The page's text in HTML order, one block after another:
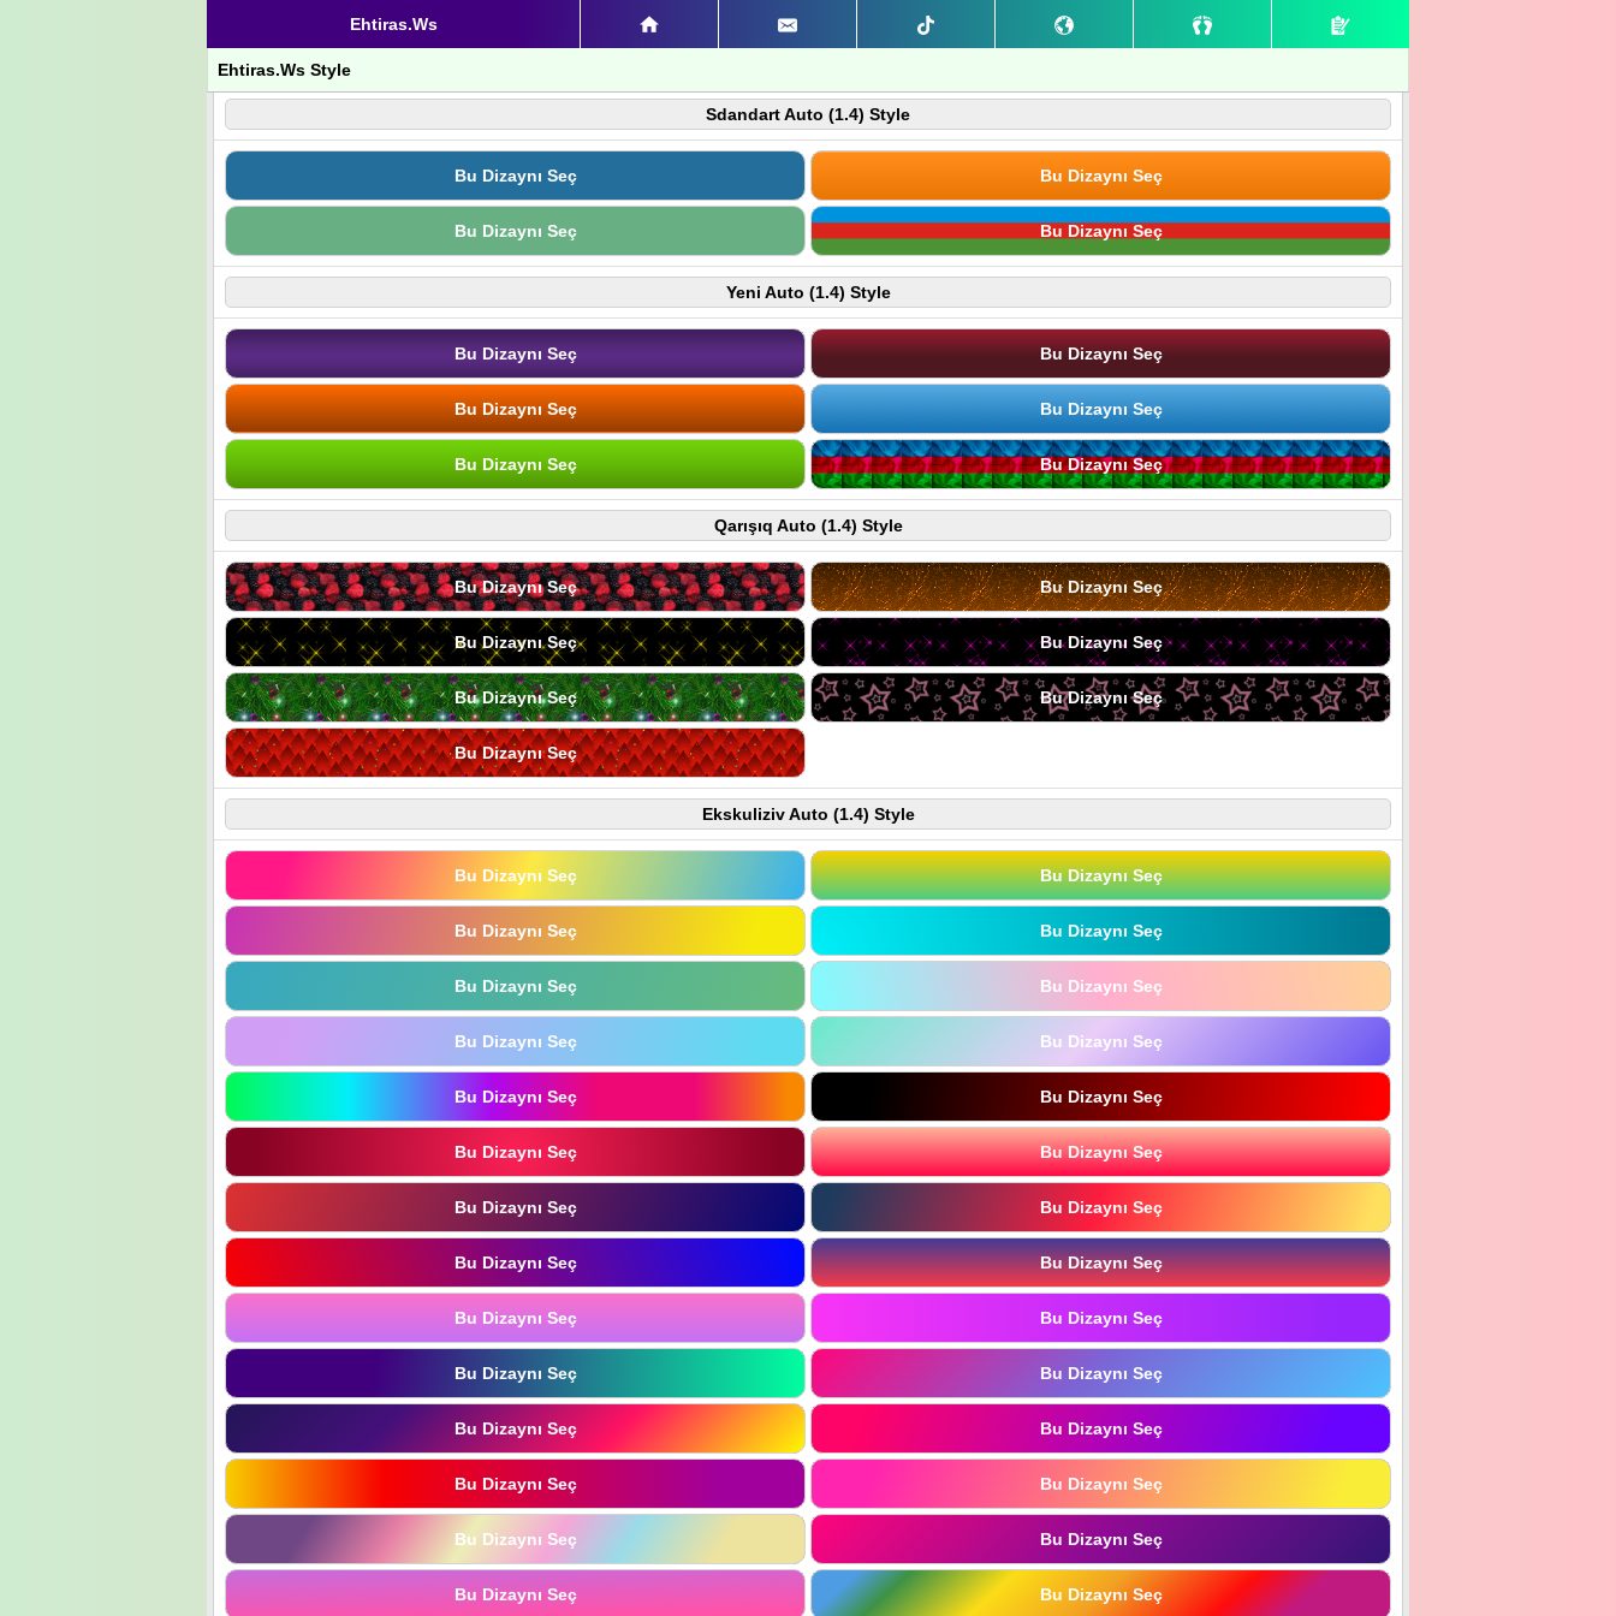
Ehtiras.Ws
Ehtiras.Ws Style
Sdandart Auto (1.4) Style
Bu Dizaynı Seç Bu Dizaynı Seç
Bu Dizaynı Seç Bu Dizaynı Seç
Yeni Auto (1.4) Style
Bu Dizaynı Seç Bu Dizaynı Seç
Bu Dizaynı Seç Bu Dizaynı Seç
Bu Dizaynı Seç Bu Dizaynı Seç
Qarışıq Auto (1.4) Style
Bu Dizaynı Seç Bu Dizaynı Seç
Bu Dizaynı Seç Bu Dizaynı Seç
Bu Dizaynı Seç Bu Dizaynı Seç
Bu Dizaynı Seç
Ekskuliziv Auto (1.4) Style
Bu Dizaynı Seç Bu Dizaynı Seç
Bu Dizaynı Seç Bu Dizaynı Seç
Bu Dizaynı Seç Bu Dizaynı Seç
Bu Dizaynı Seç Bu Dizaynı Seç
Bu Dizaynı Seç Bu Dizaynı Seç
Bu Dizaynı Seç Bu Dizaynı Seç
Bu Dizaynı Seç Bu Dizaynı Seç
Bu Dizaynı Seç Bu Dizaynı Seç
Bu Dizaynı Seç Bu Dizaynı Seç
Bu Dizaynı Seç Bu Dizaynı Seç
Bu Dizaynı Seç Bu Dizaynı Seç
Bu Dizaynı Seç Bu Dizaynı Seç
Bu Dizaynı Seç Bu Dizaynı Seç
Bu Dizaynı Seç Bu Dizaynı Seç